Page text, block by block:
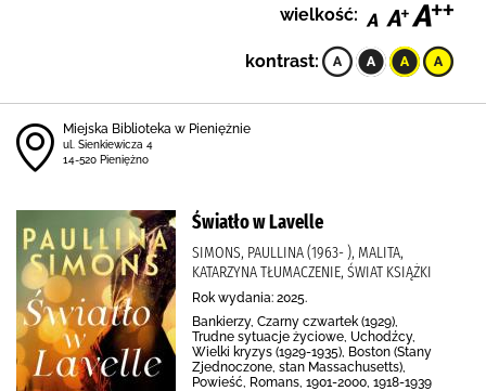
wielkość:
kontrast:
Miejska Biblioteka w Pieniężnie
ul. Sienkiewicza 4
14-520 Pieniężno
Światło w Lavelle
SIMONS, PAULLINA (1963- ), MALITA,
KATARZYNA TŁUMACZENIE, ŚWIAT KSIĄŻKI
Rok wydania: 2025.
Bankierzy, Czarny czwartek (1929),
Trudne sytuacje życiowe, Uchodźcy,
Wielki kryzys (1929-1935), Boston (Stany
Zjednoczone, stan Massachusetts),
Powieść, Romans, 1901-2000, 1918-1939